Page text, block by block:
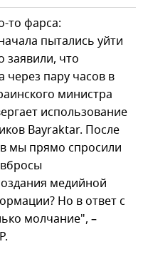
то фарса:
пытались уйти
заявили, что
через пару часов в
министра
использование
Bayraktar. После
мы прямо спросили
медийной
Но в ответ с
молчание", –